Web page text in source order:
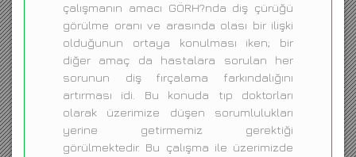
çalışmanın amacı GÖRH?nda diş çürüğü
görülme oranı ve arasında olası bir ilişki
olduğunun ortaya konulması iken; bir
diğer amaç da hastalara sorulan her
sorunun diş fırçalama farkındalığını
artırması idi. Bu konuda tıp doktorları
olarak üzerimize düşen sorumlulukları
yerine getirmemiz gerektiği
görülmektedir. Bu çalışma ile üzerimizde